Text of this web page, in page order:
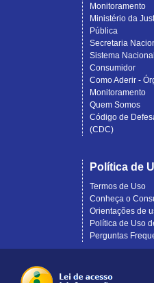
Monitoramento
Ministério da
Pública
Secretaria
Sistema
Consumidor
Como Aderir -
Monitoramento
Quem Somos
Código de
(CDC)
Política de
Termos de Uso
Conheça o
Orientações de
Política de Uso
Perguntas